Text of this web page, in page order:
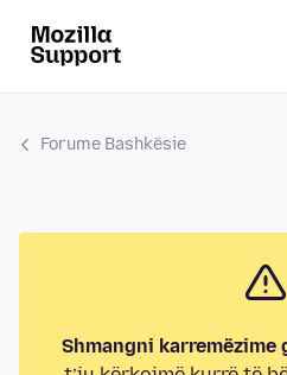
Forume Bashkësie
Shmangni karremëzime